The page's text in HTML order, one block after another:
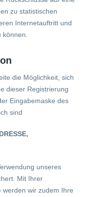
zu statistischen
Internetauftritt und
die Möglichkeit, sich
dieser Registrierung
Eingabemaske des
sind
unseres
Mit Ihrer
werden wir zudem Ihre